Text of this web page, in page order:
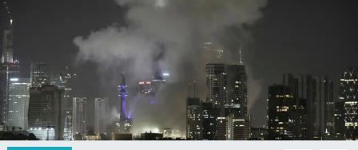
SAĞLIK
SPOR
KÜLTÜR-SANAT